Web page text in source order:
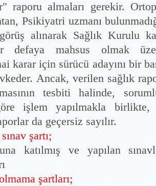
raporu almaları gerekir.
Psikiyatri uzmanı
alınarak Sağlık Kurulu
defaya mahsus olmak
karar için sürücü adayını bir
Ancak, verilen sağlık
tesbiti halinde,
işlem yapılmakla
da geçersiz sayılır.
şartı;
katılmış ve yapılan
şartları;